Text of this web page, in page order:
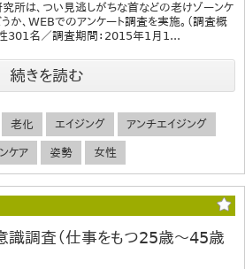
究所は、つい見逃しがちな首などの老けゾーンケ
か、WEBでのアンケート調査を実施。（調査概
301名／調査期間：2015年1月1...
続きを読む
老化 エイジング アンチエイジング
ケア 姿勢 女性
識調査（仕事をもつ25歳～45歳